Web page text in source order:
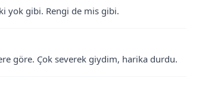
yok gibi. Rengi de mis gibi.
göre. Çok severek giydim, harika durdu.